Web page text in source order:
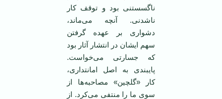
ناگسستنی بود و توقف کار
ناشدنی. آنچه می‌ماند،
دشواری بر عهده گرفتن
سهم ایشان در انتشار آثار بود
که جسارتی می‌خواست.
پایبندی به اصل امانتداری،
کار «گلچین» مصاحبه‌ها از
سوی ما را منتفی می‌کرد. از